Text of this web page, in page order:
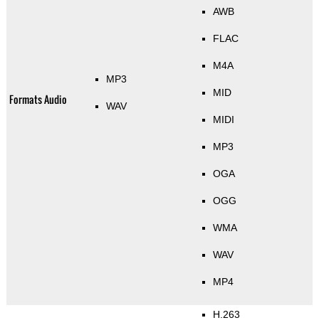
Formats Audio
MP3
WAV
AWB
FLAC
M4A
MID
MIDI
MP3
OGA
OGG
WMA
WAV
MP4
H.263